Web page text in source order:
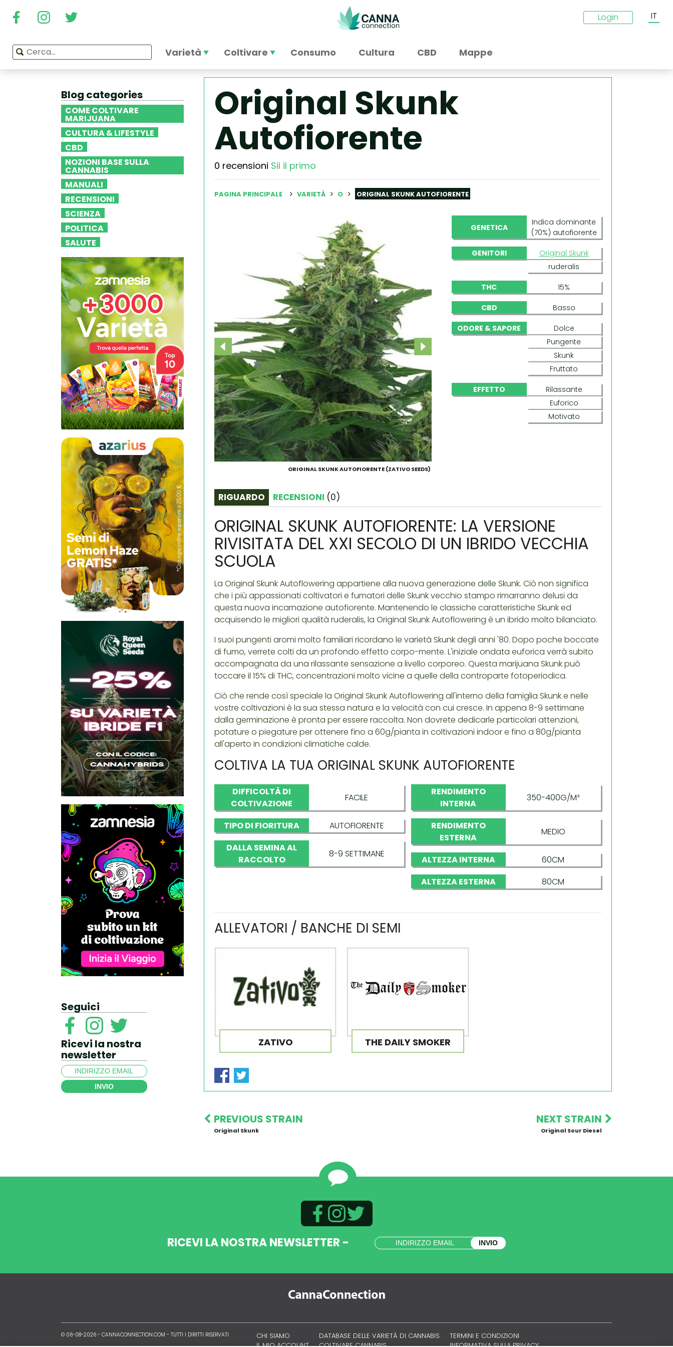
Login IT
Varietà Coltivare Consumo Cultura CBD Mappe
Blog categories
COME COLTIVARE
MARIJUANA
CULTURA & LIFESTYLE
CBD
NOZIONI BASE SULLA
CANNABIS
MANUALI
RECENSIONI
SCIENZA
POLITICA
SALUTE
Seguici
Ricevi la nostra
newsletter
INVIO
Original Skunk
Autofiorente
0 recensioni Sii il primo
PAGINA PRINCIPALE VARIETÀ O ORIGINAL SKUNK AUTOFIORENTE
ORIGINAL SKUNK AUTOFIORENTE (ZATIVO SEEDS)
GENETICA
Indica dominante
(70%) autofiorente
GENITORI
Original Skunk
ruderalis
THC 15%
CBD Basso
ODORE & SAPORE
Dolce
Pungente
Skunk
Fruttato
EFFETTO
Rilassante
Euforico
Motivato
RIGUARDO RECENSIONI (0)
ORIGINAL SKUNK AUTOFIORENTE: LA VERSIONE
RIVISITATA DEL XXI SECOLO DI UN IBRIDO VECCHIA
SCUOLA
La Original Skunk Autoflowering appartiene alla nuova generazione delle Skunk. Ciò non significa
che i più appassionati coltivatori e fumatori delle Skunk vecchio stampo rimarranno delusi da
questa nuova incarnazione autofiorente. Mantenendo le classiche caratteristiche Skunk ed
acquisendo le migliori qualità ruderalis, la Original Skunk Autoflowering è un ibrido molto bilanciato.
I suoi pungenti aromi molto familiari ricordano le varietà Skunk degli anni '80. Dopo poche boccate
di fumo, verrete colti da un profondo effetto corpo-mente. L'iniziale ondata euforica verrà subito
accompagnata da una rilassante sensazione a livello corporeo. Questa marijuana Skunk può
toccare il 15% di THC, concentrazioni molto vicine a quelle della controparte fotoperiodica.
Ciò che rende così speciale la Original Skunk Autoflowering all'interno della famiglia Skunk e nelle
vostre coltivazioni è la sua stessa natura e la velocità con cui cresce. In appena 8-9 settimane
dalla germinazione è pronta per essere raccolta. Non dovrete dedicarle particolari attenzioni,
potature o piegature per ottenere fino a 60g/pianta in coltivazioni indoor e fino a 80g/pianta
all'aperto in condizioni climatiche calde.
COLTIVA LA TUA ORIGINAL SKUNK AUTOFIORENTE
DIFFICOLTÀ DI
COLTIVAZIONE
FACILE
TIPO DI FIORITURA
AUTOFIORENTE
DALLA SEMINA AL
RACCOLTO
8-9 SETTIMANE
RENDIMENTO
INTERNA
350-400G/M²
RENDIMENTO
ESTERNA
MEDIO
ALTEZZA INTERNA
60CM
ALTEZZA ESTERNA
80CM
ALLEVATORI / BANCHE DI SEMI
ZATIVO THE DAILY SMOKER
PREVIOUS STRAIN
Original Skunk
NEXT STRAIN
Original Sour Diesel
RICEVI LA NOSTRA NEWSLETTER - INVIO
© 06-08-2026 - CANNACONNECTION.COM - TUTTI I DIRITTI RISERVATI
CHI SIAMO
DATABASE DELLE VARIETÀ DI CANNABIS
TERMINI E CONDIZIONI